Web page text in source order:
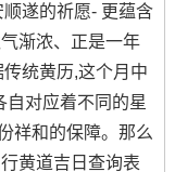
遂的祈愿- 更蕴含
渐浓、正是一年
统黄历,这个月中
自对应着不同的星
祥和的保障。那么
黄道吉日查询表